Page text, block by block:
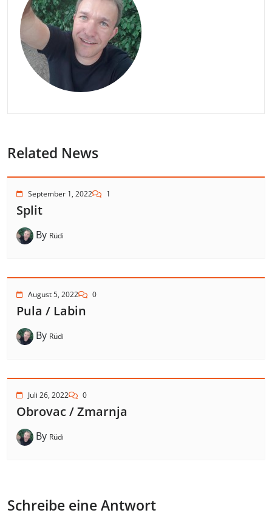
Related News
September 1, 2022 1
Split
By Rüdi
August 5, 2022 0
Pula / Labin
By Rüdi
Juli 26, 2022 0
Obrovac / Zmarnja
By Rüdi
Schreibe eine Antwort